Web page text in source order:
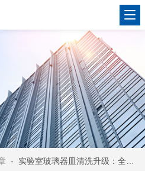
- 实验室玻璃器皿清洗升级：全自动清洗系统